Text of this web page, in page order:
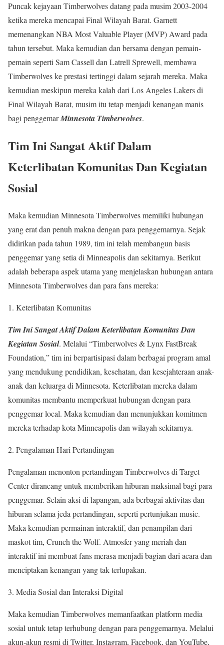
Puncak kejayaan Timberwolves datang pada musim 2003-2004
ketika mereka mencapai Final Wilayah Barat. Garnett
memenangkan NBA Most Valuable Player (MVP) Award pada
tahun tersebut. Maka kemudian dan bersama dengan pemain-
pemain seperti Sam Cassell dan Latrell Sprewell, membawa
Timberwolves ke prestasi tertinggi dalam sejarah mereka. Maka
kemudian meskipun mereka kalah dari Los Angeles Lakers di
Final Wilayah Barat, musim itu tetap menjadi kenangan manis
bagi penggemarMinnesota Timberwolves.
Tim Ini Sangat Aktif Dalam
Keterlibatan Komunitas Dan Kegiatan
Sosial
Maka kemudian Minnesota Timberwolves memiliki hubungan
yang erat dan penuh makna dengan para penggemarnya. Sejak
didirikan pada tahun 1989, tim ini telah membangun basis
penggemar yang setia di Minneapolis dan sekitarnya. Berikut
adalah beberapa aspek utama yang menjelaskan hubungan antara
Minnesota Timberwolves dan para fans mereka:
1. Keterlibatan Komunitas
Tim Ini Sangat Aktif Dalam Keterlibatan Komunitas Dan
Kegiatan Sosial. Melalui “Timberwolves & Lynx FastBreak
Foundation,” tim ini berpartisipasi dalam berbagai program amal
yang mendukung pendidikan, kesehatan, dan kesejahteraan anak-
anak dan keluarga di Minnesota. Keterlibatan mereka dalam
komunitas membantu memperkuat hubungan dengan para
penggemar local. Maka kemudian dan menunjukkan komitmen
mereka terhadap kota Minneapolis dan wilayah sekitarnya.
2. Pengalaman Hari Pertandingan
Pengalaman menonton pertandingan Timberwolves di Target
Center dirancang untuk memberikan hiburan maksimal bagi para
penggemar. Selain aksi di lapangan, ada berbagai aktivitas dan
hiburan selama jeda pertandingan, seperti pertunjukan music.
Maka kemudian permainan interaktif, dan penampilan dari
maskot tim, Crunch the Wolf. Atmosfer yang meriah dan
interaktif ini membuat fans merasa menjadi bagian dari acara dan
menciptakan kenangan yang tak terlupakan.
3. Media Sosial dan Interaksi Digital
Maka kemudian Timberwolves memanfaatkan platform media
sosial untuk tetap terhubung dengan para penggemarnya. Melalui
akun-akun resmi di Twitter, Instagram, Facebook, dan YouTube,